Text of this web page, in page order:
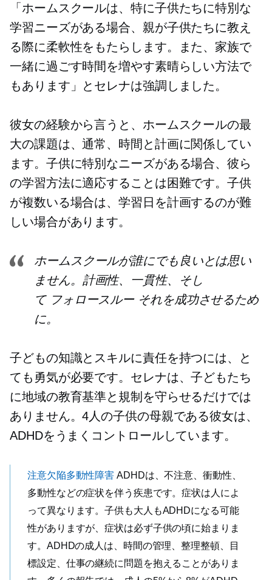
「ホームスクールは、特に子供たちに特別な
学習ニーズがある場合、親が子供たちに教え
る際に柔軟性をもたらします。また、家族で
一緒に過ごす時間を増やす素晴らしい方法で
もあります」とセレナは強調しました。
彼女の経験から言うと、ホームスクールの最
大の課題は、通常、時間と計画に関係してい
ます。子供に特別なニーズがある場合、彼ら
の学習方法に適応することは困難です。子供
が複数いる場合は、学習日を計画するのが難
しい場合があります。
ホームスクールが誰にでも良いとは思い
ません。計画性、一貫性、そし
て フォロースルーそれを成功させるため
に。
子どもの知識とスキルに責任を持つには、と
ても勇気が必要です。セレナは、子どもたち
に地域の教育基準と規制を守らせるだけでは
ありません。4人の子供の母親である彼女は、
ADHDをうまくコントロールしています。
注意欠陥多動性障害 ADHDは、不注意、衝動性、
多動性などの症状を伴う疾患です。症状は人によ
って異なります。子供も大人もADHDになる可能
性がありますが、症状は必ず子供の頃に始まりま
す。ADHDの成人は、時間の管理、整理整頓、目
標設定、仕事の継続に問題を抱えることがありま